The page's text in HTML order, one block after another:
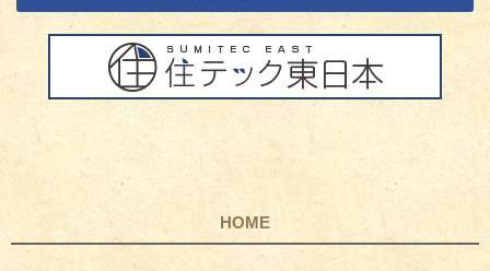
HOME